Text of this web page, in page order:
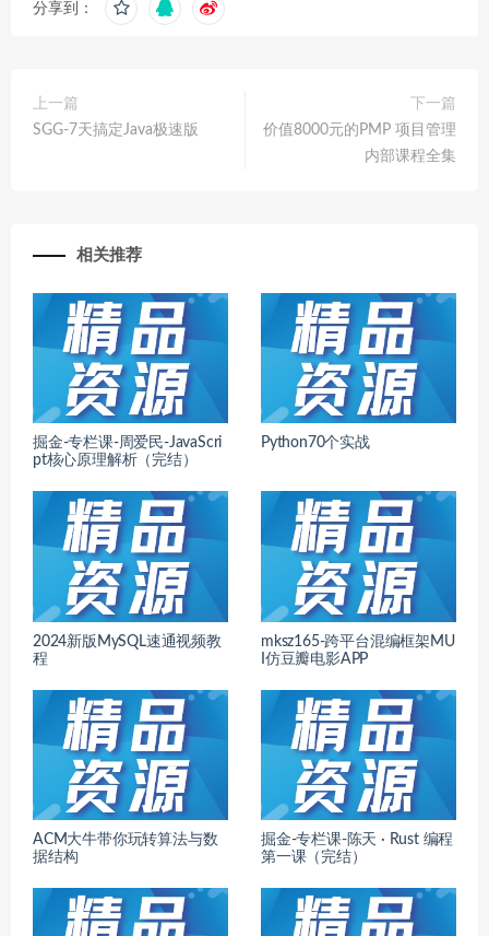
分享到：
上一篇
SGG-7天搞定Java极速版
下一篇
价值8000元的PMP 项目管理
内部课程全集
相关推荐
掘金-专栏课-周爱民-JavaScri
pt核心原理解析（完结）
Python70个实战
2024新版MySQL速通视频教
程
mksz165-跨平台混编框架MU
I仿豆瓣电影APP
ACM大牛带你玩转算法与数
据结构
掘金-专栏课-陈天 · Rust 编程
第一课（完结）